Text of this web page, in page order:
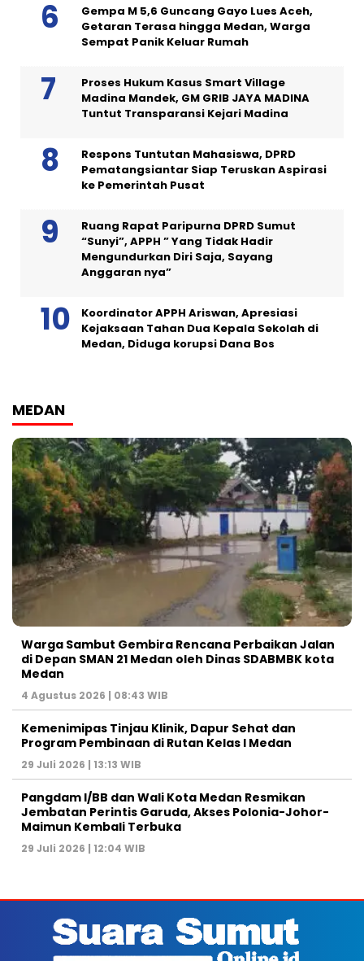
Gempa M 5,6 Guncang Gayo Lues Aceh,
Getaran Terasa hingga Medan, Warga
Sempat Panik Keluar Rumah
Proses Hukum Kasus Smart Village
Madina Mandek, GM GRIB JAYA MADINA
Tuntut Transparansi Kejari Madina
Respons Tuntutan Mahasiswa, DPRD
Pematangsiantar Siap Teruskan Aspirasi
ke Pemerintah Pusat
Ruang Rapat Paripurna DPRD Sumut
“Sunyi”, APPH ” Yang Tidak Hadir
Mengundurkan Diri Saja, Sayang
Anggaran nya”
Koordinator APPH Ariswan, Apresiasi
Kejaksaan Tahan Dua Kepala Sekolah di
Medan, Diduga korupsi Dana Bos
MEDAN
Warga Sambut Gembira Rencana Perbaikan Jalan
di Depan SMAN 21 Medan oleh Dinas SDABMBK kota
Medan
4 Agustus 2026 | 08:43 WIB
Kemenimipas Tinjau Klinik, Dapur Sehat dan
Program Pembinaan di Rutan Kelas I Medan
29 Juli 2026 | 13:13 WIB
Pangdam I/BB dan Wali Kota Medan Resmikan
Jembatan Perintis Garuda, Akses Polonia-Johor-
Maimun Kembali Terbuka
29 Juli 2026 | 12:04 WIB